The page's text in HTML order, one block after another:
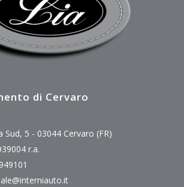
di Cervaro
Sud, 5 - 03044 Cervaro (FR)
r.a.